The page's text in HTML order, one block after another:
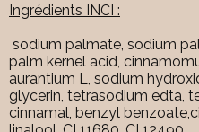
Ingrédients INCI :
sodium palmate, sodium
palm kernel acid,
aurantium L, sodium
glycerin, tetrasodium edta,
cinnamal, benzyl